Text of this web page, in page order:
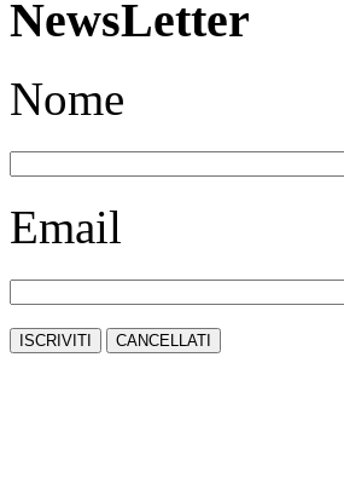
NewsLetter
Nome
Email